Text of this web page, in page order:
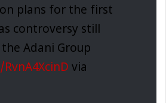
plans for the first
controversy still
Adani Group
via